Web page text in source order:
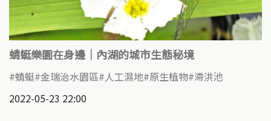
蜻蜓樂園在身邊｜內湖的城市生態秘境
蜻蜓 金瑞治水園區 人工濕地 原生植物 滯洪池
2022-05-23 22:00